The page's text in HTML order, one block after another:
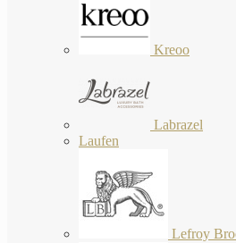
Kreoo
Labrazel
Laufen
Lefroy